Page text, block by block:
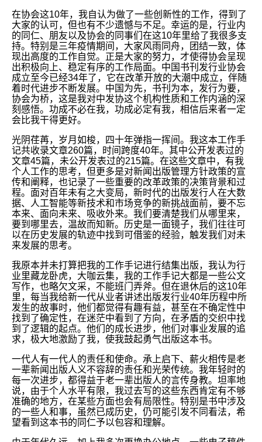
在协会这10年，我自认为做了一些创新性的工作，得到了
大家的认可，但也有不少遗憾与不足。幸运的是，行业内
的同仁、朋友以及协会的同事们在这10年里给了我很多支
持。特别是三年疫情期间，大家风雨同舟，团结一致，体
现出高度的工作自觉。正是大家的努力，才使得协会呈现
出积极向上、稳定有序的工作局面。中国书刊发行业协会
成立至今已经34年了，它在改革开放的大潮中成立，伴随
着时代进步不断发展。中国为先，书刊为本，发行为要，
协会为桥，这是我对中发协这个机构性质和工作内涵的深
刻感悟。功成不必在我，功成必定有我，相信后来者一定
会比我干得更好。
光阴荏苒，岁月如梭，四十年弹指一挥间。我这本工作手
记共收录文章260篇，时间跨度40年。其中公开发表过的
文章45篇，未公开发表过的215篇。在这些文章中，有我
个人工作的思考，但更多是对新闻出版管理方针政策的宣
传和阐释，也记录了一些重要的改革政策的决策背景和过
程。面对百年未有之大变局，新时代的出版发行人在大数
据、人工智能等新技术和市场竞争的新挑战面前，要不忘
本来、面向未来、吸收外来。我们要清楚我们从哪里来，
要到哪里去，温故而知新。历史是一面镜子，我们往往可
以在历史发展的轨迹中找到可借鉴的经验，触发我们对未
来发展的思考。
我原本并未打算把我的工作手记进行结集出版，我认为行
业里藏龙卧虎，大咖云集，我的工作手记大都是一些公文
写作，也略欠文采，不能班门弄斧。但在退休后的这10年
里，每当我给新一代从业者讲述出版发行业40年历程中所
发生的故事时，他们都觉得有趣有益，甚至在不确定性中
找到了确定性，在迷茫中看到了方向，在矛盾的交织中找
到了逻辑的起点。他们的成长进步，他们对事业发展的追
求，极大地激励了我，使我鼓起勇气出版这本书。
一代人有一代人的责任和使命。承上启下、薪火相传是老
一辈新闻出版人义不容辞的责任和光荣传统。我年轻时的
每一次进步，都得益于老一辈出版人的言传身教。坦率地
说，由于个人水平有限，我过去写的这些东西肯定有不够
准确的地方，在某些方面也会有局限性。特别是书中涉及
的一些人和事，虽然已成历史，仍可能引发不同看法，希
望看到这本书的同仁予以包容和理解。